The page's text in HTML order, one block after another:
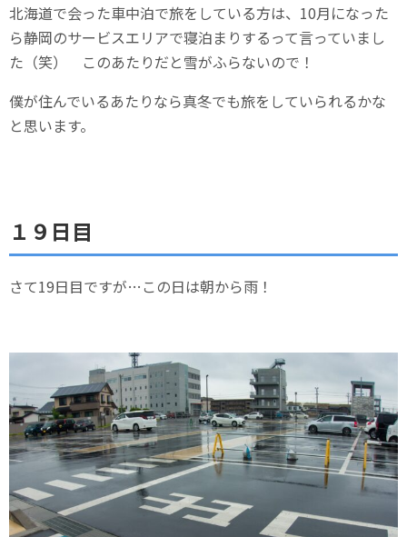
北海道で会った車中泊で旅をしている方は、10月になった
ら静岡のサービスエリアで寝泊まりするって言っていまし
た（笑） このあたりだと雪がふらないので！
僕が住んでいるあたりなら真冬でも旅をしていられるかな
と思います。
１９日目
さて19日目ですが…この日は朝から雨！